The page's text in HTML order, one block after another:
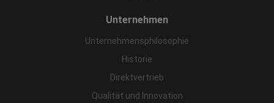
Unternehmen
Unternehmensphilosophie
Historie
Direktvertrieb
Qualität und Innovation